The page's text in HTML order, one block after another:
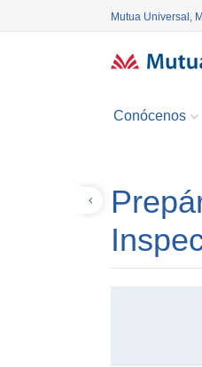
Mutua Universal,
Conócenos